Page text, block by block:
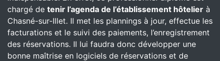
chargé de tenir l’agenda de l’établissement hôtelier à
Chasné-sur-Illet. Il met les plannings à jour, effectue les
facturations et le suivi des paiements, l’enregistrement
des réservations. Il lui faudra donc développer une
bonne maîtrise en logiciels de réservations et de